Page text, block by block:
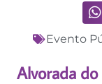
Evento
Alvorada